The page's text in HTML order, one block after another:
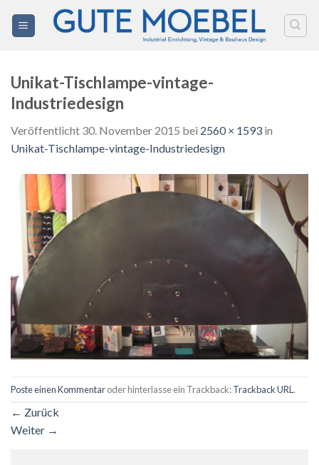
Inhalt
Unikat-Tischlampe-vintage-
Industriedesign
Veröffentlicht 30. November 2015 bei 2560 × 1593 in
Unikat-Tischlampe-vintage-Industriedesign
Poste einen Kommentaroder hinterlasse ein Trackback:Trackback URL .
← Zurück
Weiter →